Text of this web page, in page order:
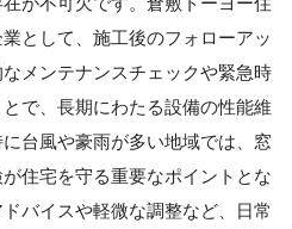
として、施工後のフォローアッ
メンテナンスチェックや緊急時
で、長期にわたる設備の性能維
台風や豪雨が多い地域では、窓
住宅を守る重要なポイントとな
バイスや軽微な調整など、日常